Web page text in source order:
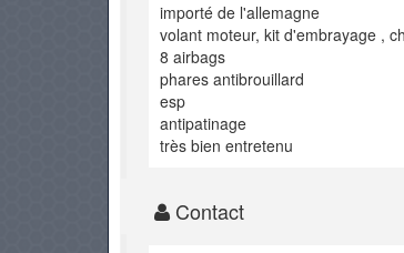
importé de l'allemagne
volant moteur, kit d'embrayage ,
8 airbags
phares antibrouillard
esp
antipatinage
très bien entretenu
Contact